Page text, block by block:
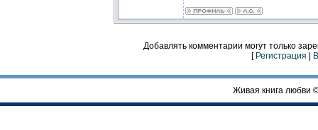
Добавлять комментарии могут только
[ Регистрация
Живая книга любви